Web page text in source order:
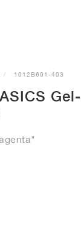
1012B601-403
Gel-